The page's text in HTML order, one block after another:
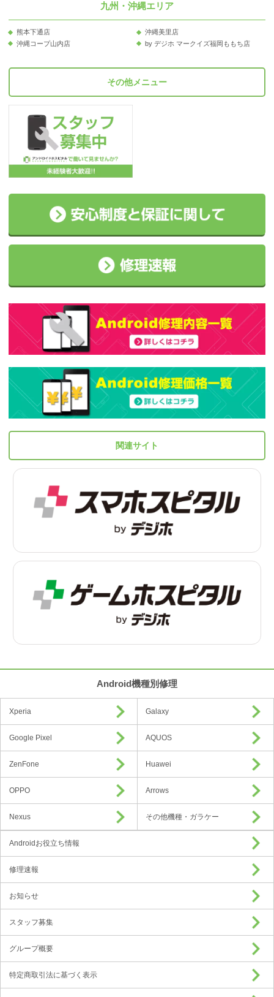
九州・沖縄エリア
熊本下通店
沖縄美里店
沖縄コープ山内店
by デジホ マークイズ福岡ももち店
その他メニュー
関連サイト
Android機種別修理
Xperia Galaxy
Google Pixel AQUOS
ZenFone Huawei
OPPO Arrows
Nexus その他機種・ガラケー
Androidお役立ち情報
修理速報
お知らせ
スタッフ募集
グループ概要
特定商取引法に基づく表示